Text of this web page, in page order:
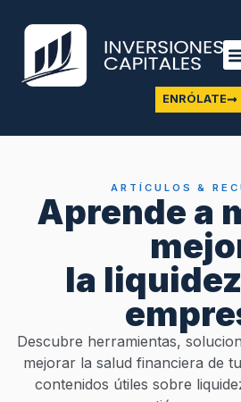
ENRÓLATE
ARTÍCULOS &
Aprende a
la
Descubre herramientas,
mejorar la salud financiera de
contenidos útiles sobre